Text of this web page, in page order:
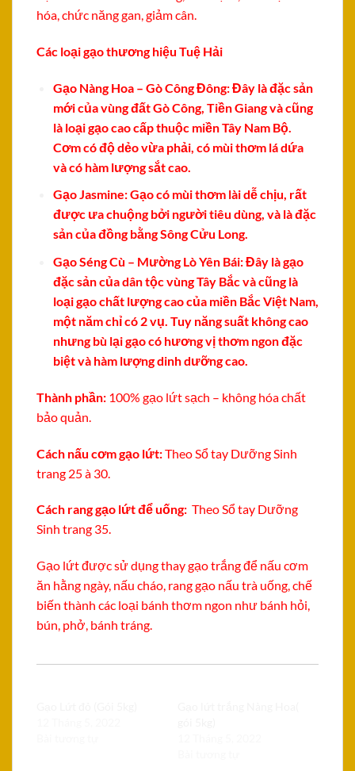
hóa, chức năng gan, giảm cân.
Các loại gạo thương hiệu Tuệ Hải
Gạo Nàng Hoa – Gò Công Đông: Đây là đặc sản
mới của vùng đất Gò Công, Tiền Giang và cũng
là loại gạo cao cấp thuộc miền Tây Nam Bộ.
Cơm có độ dẻo vừa phải, có mùi thơm lá dứa
và có hàm lượng sắt cao.
Gạo Jasmine: Gạo có mùi thơm lài dễ chịu, rất
được ưa chuộng bởi người tiêu dùng, và là đặc
sản của đồng bằng Sông Cửu Long.
Gạo Séng Cù – Mường Lò Yên Bái: Đây là gạo
đặc sản của dân tộc vùng Tây Bắc và cũng là
loại gạo chất lượng cao của miền Bắc Việt Nam,
một năm chỉ có 2 vụ. Tuy năng suất không cao
nhưng bù lại gạo có hương vị thơm ngon đặc
biệt và hàm lượng dinh dưỡng cao.
Thành phần: 100% gạo lứt sạch – không hóa chất
bảo quản.
Cách nấu cơm gạo lứt:Theo Sổ tay Dưỡng Sinh
trang 25 à 30.
Cách rang gạo lứt để uống: Theo Sổ tay Dưỡng
Sinh trang 35.
Gạo lứt được sử dụng thay gạo trắng để nấu cơm
ăn hằng ngày, nấu cháo, rang gạo nấu trà uống, chế
biến thành các loại bánh thơm ngon như bánh hỏi,
bún, phở, bánh tráng.